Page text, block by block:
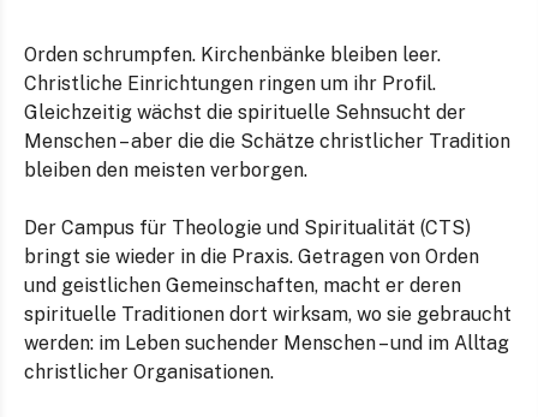
Orden schrumpfen. Kirchenbänke bleiben leer.
Christliche Einrichtungen ringen um ihr Profil.
Gleichzeitig wächst die spirituelle Sehnsucht der
Menschen – aber die die Schätze christlicher Tradition
bleiben den meisten verborgen.
Der Campus für Theologie und Spiritualität (CTS)
bringt sie wieder in die Praxis. Getragen von Orden
und geistlichen Gemeinschaften, macht er deren
spirituelle Traditionen dort wirksam, wo sie gebraucht
werden: im Leben suchender Menschen – und im Alltag
christlicher Organisationen.